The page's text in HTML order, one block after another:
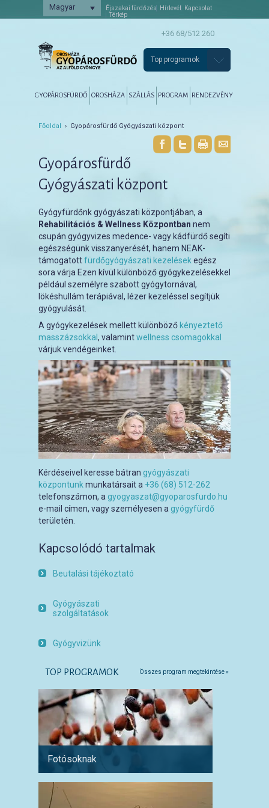
Magyar Éjszakai fürdőzés Hírlevél
Kapcsolat
Térkép
+36 68/512 260
Top programok
Tovább az elsődleges tartalomra
Tovább a másodlagos tartalomra
GYOPÁROSFÜRDŐ OROSHÁZA SZÁLLÁS PROGRAM RENDEZVÉNY
Főoldal › Gyopárosfürdő Gyógyászati központ
Gyopárosfürdő
Gyógyászati központ
Gyógyfürdőnk gyógyászati központjában, a
Rehabilitációs & Wellness Központban nem
csupán gyógyvizes medence- vagy kádfürdő segíti
egészségünk visszanyerését, hanem NEAK-
támogatottfürdőgyógyászati kezelésekegész
sora várja Ezen kívül különböző gyógykezelésekkel
például személyre szabott gyógytornával,
lökéshullám terápiával, lézer kezeléssel segítjük
gyógyulását.
A gyógykezelések mellett különböző kényeztető
masszázsokkal , valamintwellness csomagokkal
várjuk vendégeinket.
Kérdéseivel keresse bátran gyógyászati
központunkmunkatársait a +36 (68) 512-262
telefonszámon, a gyogyaszat@gyoparosfurdo.hu
e-mail címen, vagy személyesen a gyógyfürdő
területén.
Kapcsolódó tartalmak
Beutalási tájékoztató
Gyógyászati
szolgáltatások
Gyógyvizünk
TOP PROGRAMOK Összes program megtekintése »
Fotósoknak